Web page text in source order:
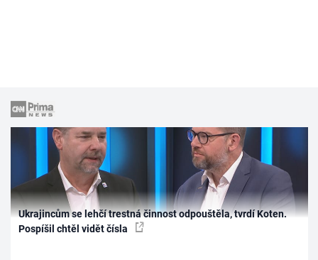
Ukrajincům se lehčí trestná činnost odpouštěla, tvrdí Koten.
Pospíšil chtěl vidět čísla